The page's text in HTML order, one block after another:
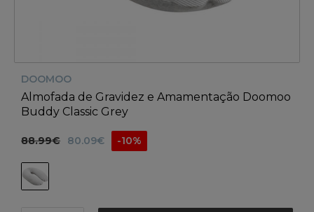
DOOMOO
Almofada de Gravidez e Amamentação Doomoo
Buddy Classic Grey
88.99€ 80.09€ -10%